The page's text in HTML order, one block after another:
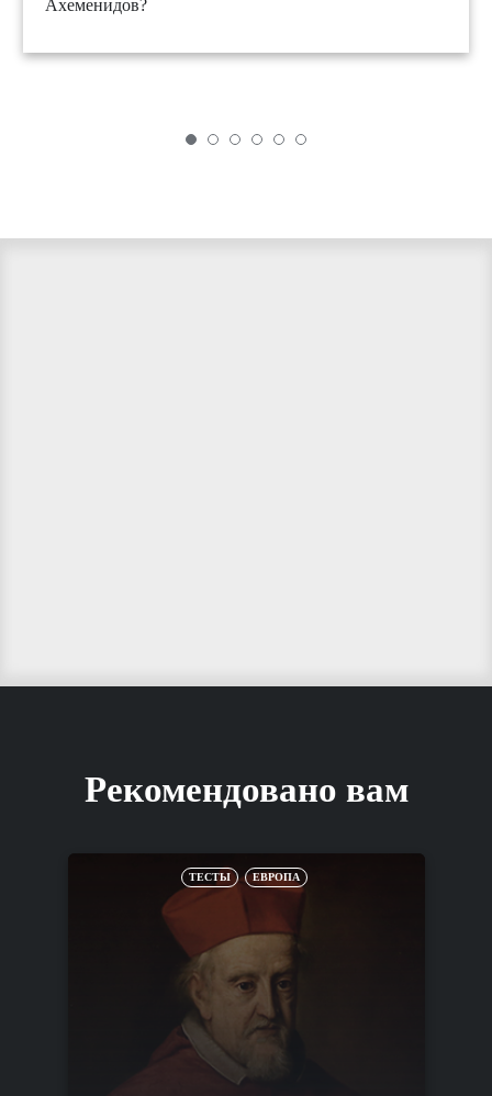
Ахеменидов?
Рекомендовано вам
ТЕСТЫ ЕВРОПА